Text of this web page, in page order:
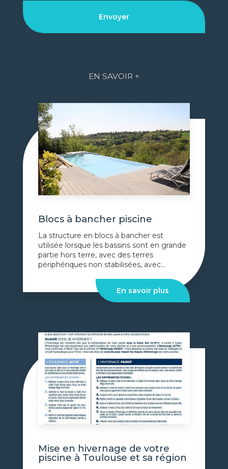
EN SAVOIR +
Blocs à bancher piscine
La structure en blocs à bancher est
utilisée lorsque les bassins sont en grande
partie hors terre, avec des terres
périphériques non stabilisées, avec...
En savoir plus
Mise en hivernage de votre
piscine à Toulouse et sa région